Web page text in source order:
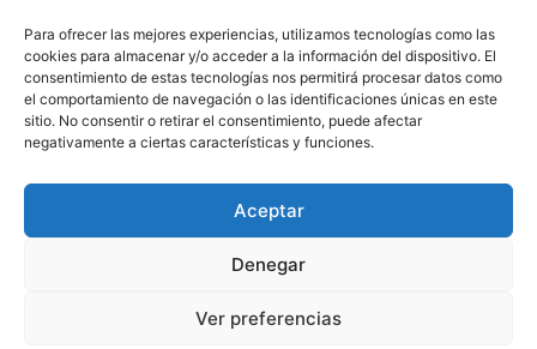
Para ofrecer las mejores experiencias, utilizamos tecnologías como las
cookies para almacenar y/o acceder a la información del dispositivo. El
consentimiento de estas tecnologías nos permitirá procesar datos como
el comportamiento de navegación o las identificaciones únicas en este
sitio. No consentir o retirar el consentimiento, puede afectar
negativamente a ciertas características y funciones.
Aceptar
Denegar
Ver preferencias
ABOUT US
Información Cultural de Málaga y otros de interés general
Contact us:musicamalaga55@gmail.com
FOLLOW US